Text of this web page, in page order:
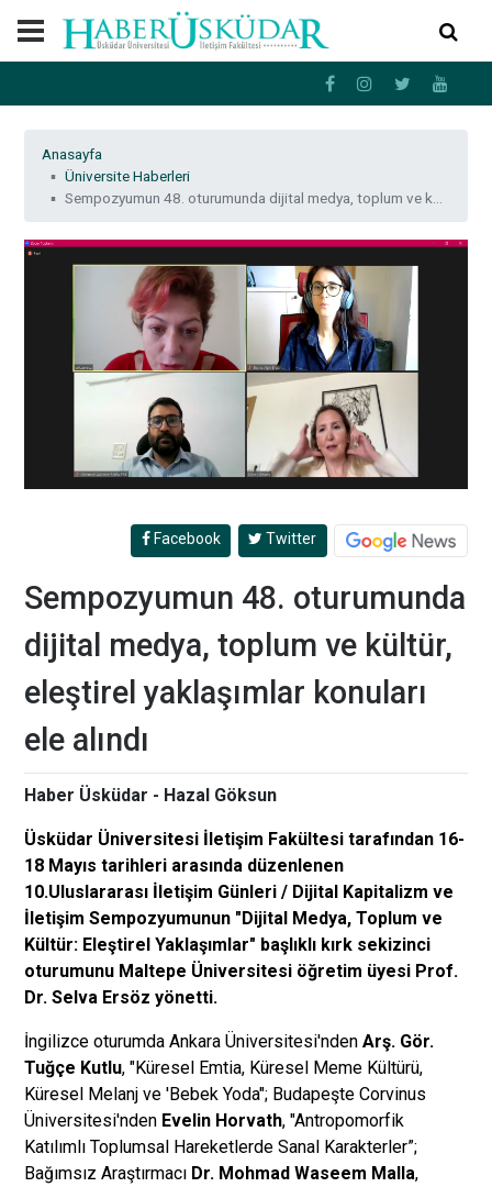
Anasayfa
Üniversite Haberleri
Sempozyumun 48. oturumunda dijital medya, toplum ve kültür, eleştirel yaklaşımlar konuları ele alındı
Facebook Twitter
Sempozyumun 48. oturumunda
dijital medya, toplum ve kültür,
eleştirel yaklaşımlar konuları
ele alındı
Haber Üsküdar - Hazal Göksun
Üsküdar Üniversitesi İletişim Fakültesi tarafından 16-
18 Mayıs tarihleri arasında düzenlenen
10.Uluslararası İletişim Günleri / Dijital Kapitalizm ve
İletişim Sempozyumunun "Dijital Medya, Toplum ve
Kültür: Eleştirel Yaklaşımlar" başlıklı kırk sekizinci
oturumunu Maltepe Üniversitesi öğretim üyesi Prof.
Dr. Selva Ersöz yönetti.
İngilizce oturumda Ankara Üniversitesi'ndenArş. Gör.
Tuğçe Kutlu, "Küresel Emtia, Küresel Meme Kültürü,
Küresel Melanj ve 'Bebek Yoda"; Budapeşte Corvinus
Üniversitesi'nden Evelin Horvath, "Antropomorfik
Katılımlı Toplumsal Hareketlerde Sanal Karakterler”;
Bağımsız Araştırmacı Dr. Mohmad Waseem Malla,